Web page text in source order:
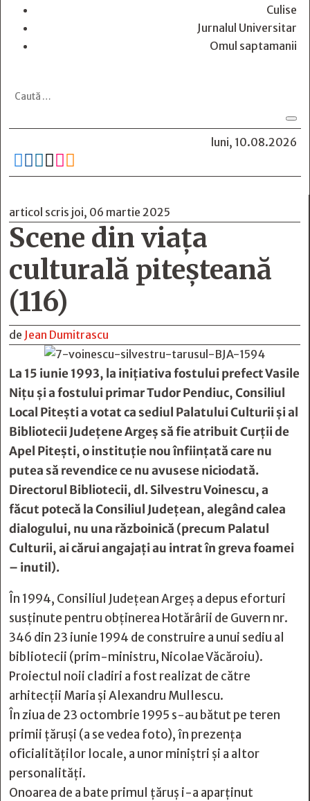
Culise
Jurnalul Universitar
Omul saptamanii
luni, 10.08.2026
     
articol scris joi, 06 martie 2025
Scene din viaţa
culturală piteşteană
(116)
de Jean Dumitrascu
La 15 iunie 1993, la inițiativa fostului prefect Vasile
Nițu și a fostului primar Tudor Pendiuc, Consiliul
Local Pitești a votat ca sediul Palatului Culturii și al
Bibliotecii Județene Argeș să fie atribuit Curții de
Apel Pitești, o instituție nou înființată care nu
putea să revendice ce nu avusese niciodată.
Directorul Bibliotecii, dl. Silvestru Voinescu, a
făcut potecă la Consiliul Județean, alegând calea
dialogului, nu una războinică (precum Palatul
Culturii, ai cărui angajați au intrat în greva foamei
– inutil).
În 1994, Consiliul Județean Argeș a depus eforturi
susținute pentru obținerea Hotărârii de Guvern nr.
346 din 23 iunie 1994 de construire a unui sediu al
bibliotecii (prim-ministru, Nicolae Văcăroiu).
Proiectul noii cladiri a fost realizat de către
arhitecții Maria și Alexandru Mullescu.
În ziua de 23 octombrie 1995 s-au bătut pe teren
primii țăruși (a se vedea foto), în prezența
oficialităților locale, a unor miniștri și a altor
personalități.
Onoarea de a bate primul țăruș i-a aparținut